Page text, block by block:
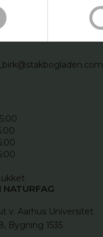
B (VIA)
NATURFAG
v. Aarhus Universitet
Bygning 1535